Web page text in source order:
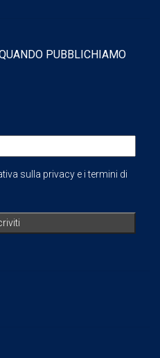
PUBBLICHIAMO
sulla privacy e i termini di